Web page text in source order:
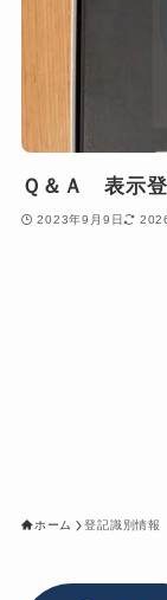
Ｑ＆Ａ 表示
2023年9月9日
ホーム 登記識別情報